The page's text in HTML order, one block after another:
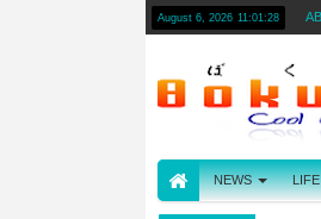
August 6, 2026 11:01:29
NEWS